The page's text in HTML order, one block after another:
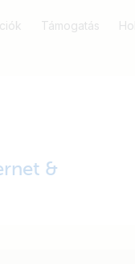
Támogatás
&